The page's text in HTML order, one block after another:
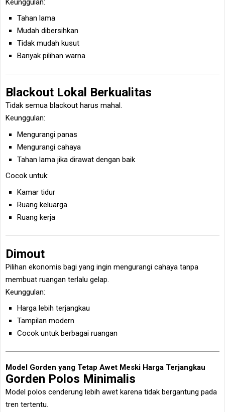
Keunggulan:
Tahan lama
Mudah dibersihkan
Tidak mudah kusut
Banyak pilihan warna
Blackout Lokal Berkualitas
Tidak semua blackout harus mahal.
Keunggulan:
Mengurangi panas
Mengurangi cahaya
Tahan lama jika dirawat dengan baik
Cocok untuk:
Kamar tidur
Ruang keluarga
Ruang kerja
Dimout
Pilihan ekonomis bagi yang ingin mengurangi cahaya tanpa
membuat ruangan terlalu gelap.
Keunggulan:
Harga lebih terjangkau
Tampilan modern
Cocok untuk berbagai ruangan
Model Gorden yang Tetap Awet Meski Harga Terjangkau
Gorden Polos Minimalis
Model polos cenderung lebih awet karena tidak bergantung pada
tren tertentu.